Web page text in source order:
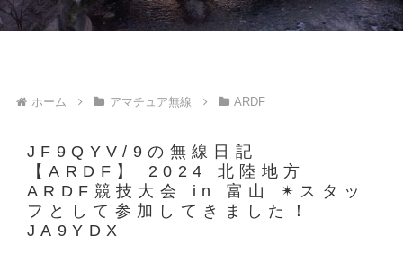
ホーム アマチュア無線 ARDF
JF9QYV/9の無線日記
【ARDF】 2024 北陸地方
ARDF競技大会 in 富山 ✴︎スタッ
フとして参加してきました！
JA9YDX